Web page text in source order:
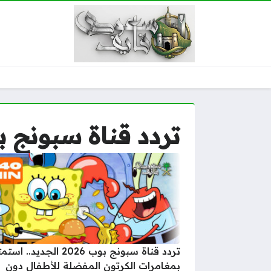
تردد قناة سبونج
تردد قناة سبونج بوب 2026 الجديد..
بمغامرات الكرتون المفضلة للأطفال دون